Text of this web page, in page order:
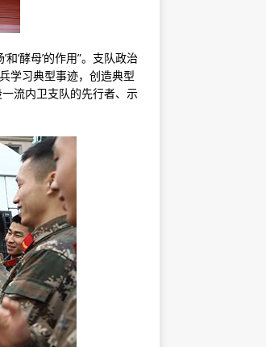
‘酵母’的作用”。支队政治
学习典型事迹，创造典型
流内卫支队的先行者、示